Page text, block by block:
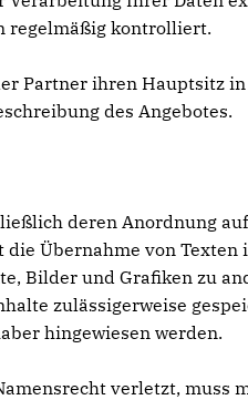
regelmäßig kontrolliert.
Partner ihren Hauptsitz
des Angebotes.
deren Anordnung
Übernahme von
Bilder und Grafiken zu
zulässigerweise
hingewiesen werden.
verletzt, muss